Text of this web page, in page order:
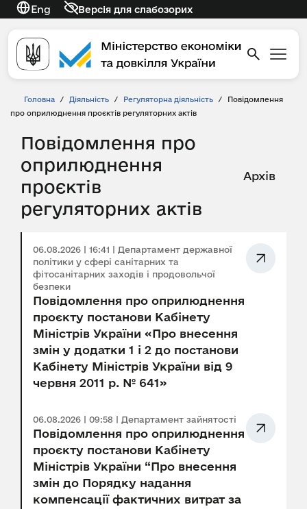
Eng Версія для слабозорих
Головна / Діяльність / Регуляторна діяльність /
Повідомлення
про оприлюднення проєктів регуляторних актів
Повідомлення про
оприлюднення
проєктів
регуляторних актів
Архів
06.08.2026 | 16:41 | Департамент державної
політики у сфері санітарних та
фітосанітарних заходів і продовольчої
безпеки
Повідомлення про оприлюднення
проєкту постанови Кабінету
Міністрів України «Про внесення
змін у додатки 1 і 2 до постанови
Кабінету Міністрів України від 9
червня 2011 р. № 641»
06.08.2026 | 09:58 | Департамент зайнятості
Повідомлення про оприлюднення
проєкту постанови Кабінету
Міністрів України “Про внесення
змін до Порядку надання
компенсації фактичних витрат за